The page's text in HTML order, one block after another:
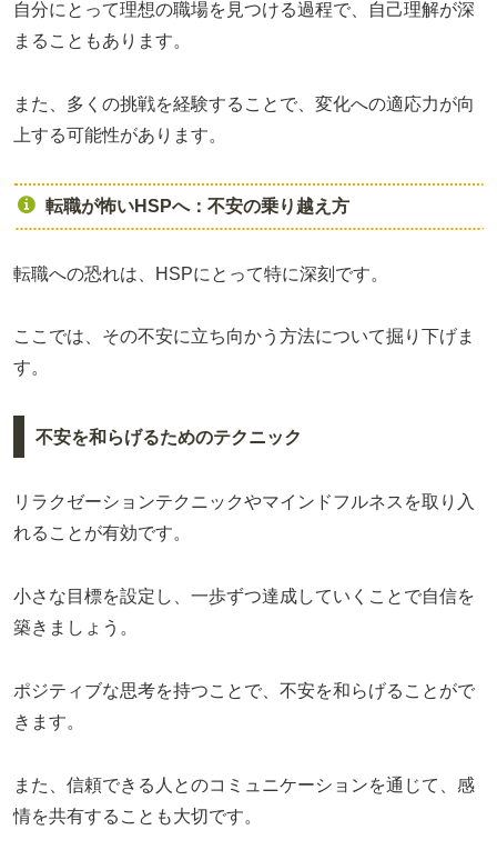
自分にとって理想の職場を見つける過程で、自己理解が深
まることもあります。
また、多くの挑戦を経験することで、変化への適応力が向
上する可能性があります。
転職が怖いHSPへ：不安の乗り越え方
転職への恐れは、HSPにとって特に深刻です。
ここでは、その不安に立ち向かう方法について掘り下げま
す。
不安を和らげるためのテクニック
リラクゼーションテクニックやマインドフルネスを取り入
れることが有効です。
小さな目標を設定し、一歩ずつ達成していくことで自信を
築きましょう。
ポジティブな思考を持つことで、不安を和らげることがで
きます。
また、信頼できる人とのコミュニケーションを通じて、感
情を共有することも大切です。